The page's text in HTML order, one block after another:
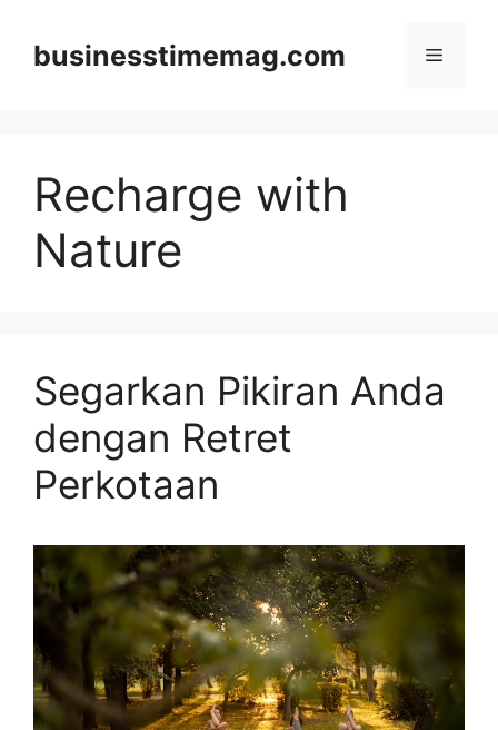
contentbusinesstimemag.com Menu
Recharge with
Nature
Segarkan Pikiran Anda
dengan Retret
Perkotaan